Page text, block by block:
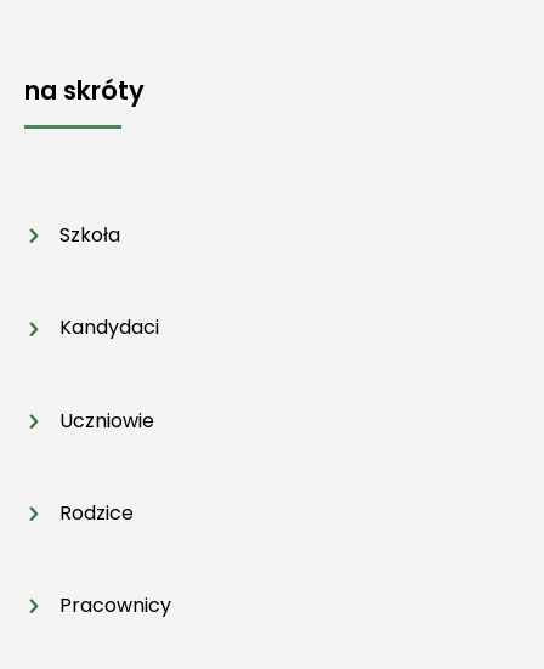
na skróty
Szkoła
Kandydaci
Uczniowie
Rodzice
Pracownicy